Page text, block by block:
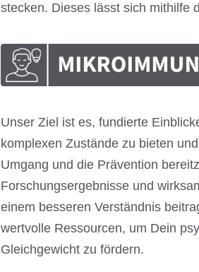
stecken. Dieses lässt sich mithilfe
Unser Ziel ist es, fundierte
komplexen Zustände zu bieten
Umgang und die Prävention
Forschungsergebnisse und
einem besseren Verständnis
wertvolle Ressourcen, um Dein
Gleichgewicht zu fördern.